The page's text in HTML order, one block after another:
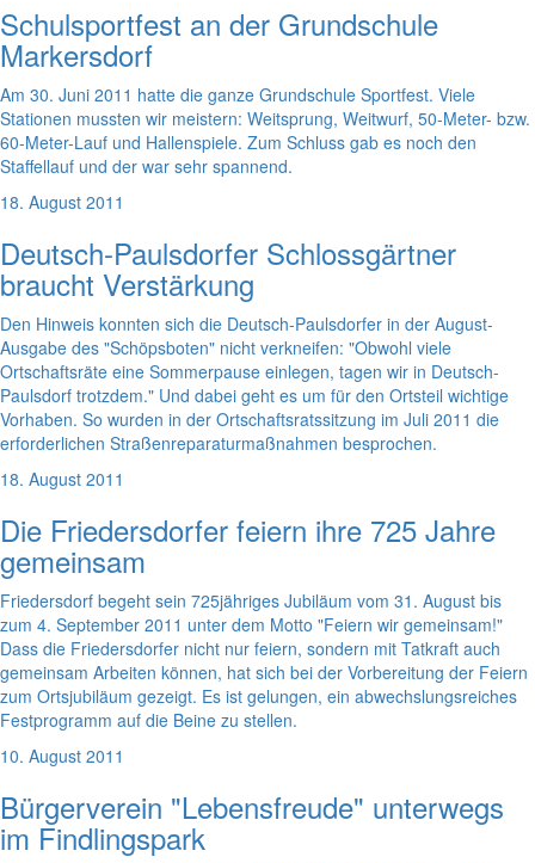
Schulsportfest an der Grundschule
Markersdorf
Am 30. Juni 2011 hatte die ganze Grundschule Sportfest. Viele
Stationen mussten wir meistern: Weitsprung, Weitwurf, 50-Meter- bzw.
60-Meter-Lauf und Hallenspiele. Zum Schluss gab es noch den
Staffellauf und der war sehr spannend.
18. August 2011
Deutsch-Paulsdorfer Schlossgärtner
braucht Verstärkung
Den Hinweis konnten sich die Deutsch-Paulsdorfer in der August-
Ausgabe des "Schöpsboten" nicht verkneifen: "Obwohl viele
Ortschaftsräte eine Sommerpause einlegen, tagen wir in Deutsch-
Paulsdorf trotzdem." Und dabei geht es um für den Ortsteil wichtige
Vorhaben. So wurden in der Ortschaftsratssitzung im Juli 2011 die
erforderlichen Straßenreparaturmaßnahmen besprochen.
18. August 2011
Die Friedersdorfer feiern ihre 725 Jahre
gemeinsam
Friedersdorf begeht sein 725jähriges Jubiläum vom 31. August bis
zum 4. September 2011 unter dem Motto "Feiern wir gemeinsam!"
Dass die Friedersdorfer nicht nur feiern, sondern mit Tatkraft auch
gemeinsam Arbeiten können, hat sich bei der Vorbereitung der Feiern
zum Ortsjubiläum gezeigt. Es ist gelungen, ein abwechslungsreiches
Festprogramm auf die Beine zu stellen.
10. August 2011
Bürgerverein "Lebensfreude" unterwegs
im Findlingspark